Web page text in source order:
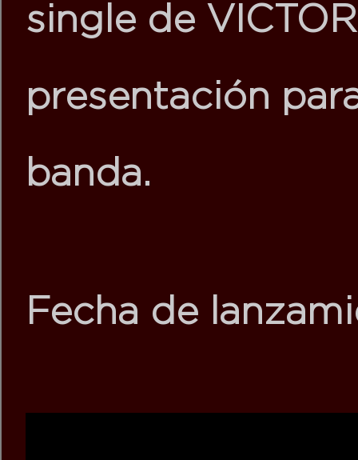
single de
presentación
banda.
Fecha de